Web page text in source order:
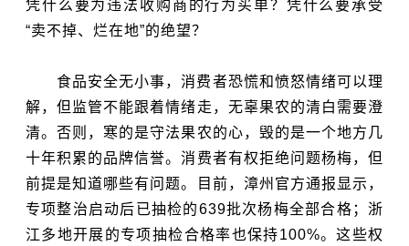
凭什么要为违法收购商的行为买单？凭什么要承受
“卖不掉、烂在地”的绝望？
食品安全无小事，消费者恐慌和愤怒情绪可以理
解，但监管不能跟着情绪走，无辜果农的清白需要澄
清。否则，寒的是守法果农的心，毁的是一个地方几
十年积累的品牌信誉。消费者有权拒绝问题杨梅，但
前提是知道哪些有问题。目前，漳州官方通报显示，
专项整治启动后已抽检的639批次杨梅全部合格；浙
江多地开展的专项抽检合格率也保持100%。这些权